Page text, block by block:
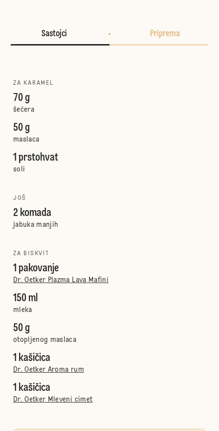
Sastojci Priprema
ZA KARAMEL
70 g
šećera
50 g
maslaca
1 prstohvat
soli
JOŠ
2 komada
jabuka manjih
ZA BISKVIT
1 pakovanje
Dr. Oetker Plazma Lava Mafini
150 ml
mleka
50 g
otopljenog maslaca
1 kašičica
Dr. Oetker Aroma rum
1 kašičica
Dr. Oetker Mleveni cimet